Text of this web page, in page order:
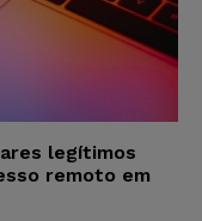
legítimos
remoto em